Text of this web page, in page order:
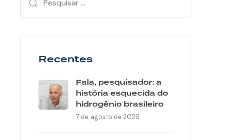
Recentes
Fala, pesquisador: a
história esquecida do
hidrogênio brasileiro
7 de agosto de 2026